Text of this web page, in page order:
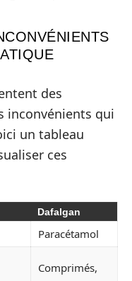
des
inconvénients qui
un tableau
ces
Dafalgan
Paracétamol
Comprimés,